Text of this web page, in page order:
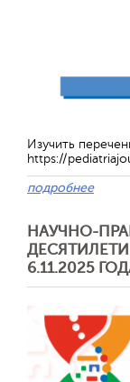
Изучить
https://
подробнее
НАУЧНО-
6.11.2025